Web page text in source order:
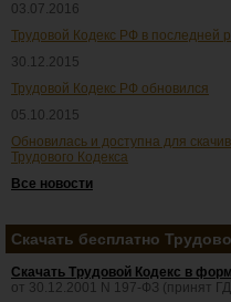
03.07.2016
Трудовой Кодекс РФ в последней
30.12.2015
Трудовой Кодекс РФ обновился
05.10.2015
Обновилась и доступна для
Трудового Кодекса
Все новости
Скачать бесплатно
Скачать Трудовой Кодекс в
от 30.12.2001 N 197-ФЗ (принят